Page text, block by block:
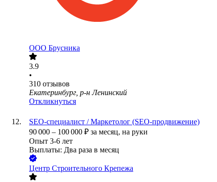
ООО Брусника
3.9
•
310 отзывов
Екатеринбург, р-н Ленинский
Откликнуться
SEO-специалист / Маркетолог (SEO-продвижение)
90 000 – 100 000 ₽ за месяц, на руки
Опыт 3-6 лет
Выплаты: Два раза в месяц
Центр Строительного Крепежа